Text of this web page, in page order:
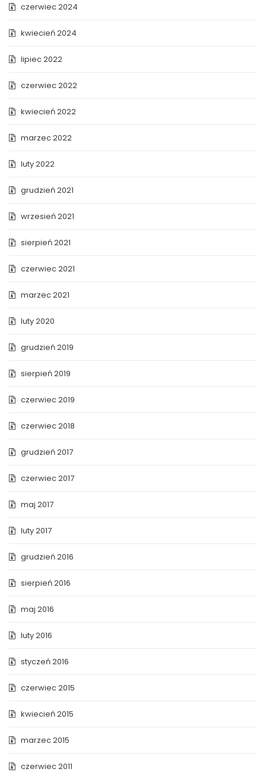
czerwiec 2024
kwiecień 2024
lipiec 2022
czerwiec 2022
kwiecień 2022
marzec 2022
luty 2022
grudzień 2021
wrzesień 2021
sierpień 2021
czerwiec 2021
marzec 2021
luty 2020
grudzień 2019
sierpień 2019
czerwiec 2019
czerwiec 2018
grudzień 2017
czerwiec 2017
maj 2017
luty 2017
grudzień 2016
sierpień 2016
maj 2016
luty 2016
styczeń 2016
czerwiec 2015
kwiecień 2015
marzec 2015
czerwiec 2011